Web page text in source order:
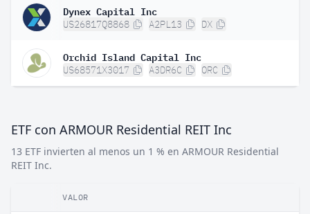
Dynex Capital Inc
US26817Q8868 A2PL13 DX
Orchid Island Capital Inc
US68571X3017 A3DR6C ORC
ETF con ARMOUR Residential REIT Inc
13 ETF invierten al menos un 1 % en ARMOUR Residential
REIT Inc.
VALOR